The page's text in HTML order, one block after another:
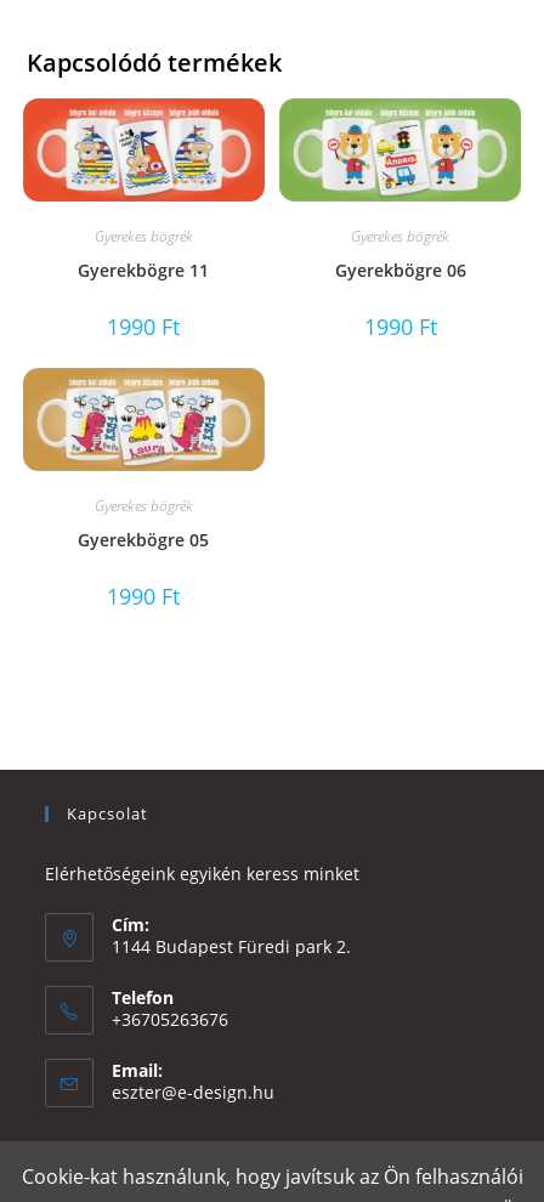
Kapcsolódó termékek
Gyerekes bögrék
Gyerekbögre 11
1990 Ft
Gyerekes bögrék
Gyerekbögre 06
1990 Ft
Gyerekes bögrék
Gyerekbögre 05
1990 Ft
Kapcsolat
Elérhetőségeink egyikén keress minket
Cím:
1144 Budapest Füredi park 2.
Telefon
+36705263676
Email:
eszter@e-design.hu
Cookie-kat használunk, hogy javítsuk az Ön felhasználói